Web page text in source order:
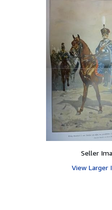
Seller
View Larger